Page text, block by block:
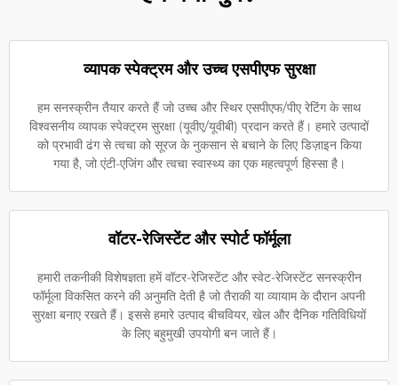
व्यापक स्पेक्ट्रम और उच्च एसपीएफ सुरक्षा
हम सनस्क्रीन तैयार करते हैं जो उच्च और स्थिर एसपीएफ/पीए रेटिंग के साथ
विश्वसनीय व्यापक स्पेक्ट्रम सुरक्षा (यूवीए/यूवीबी) प्रदान करते हैं। हमारे उत्पादों
को प्रभावी ढंग से त्वचा को सूरज के नुकसान से बचाने के लिए डिज़ाइन किया
गया है, जो एंटी-एजिंग और त्वचा स्वास्थ्य का एक महत्वपूर्ण हिस्सा है।
वॉटर-रेजिस्टेंट और स्पोर्ट फॉर्मूला
हमारी तकनीकी विशेषज्ञता हमें वॉटर-रेजिस्टेंट और स्वेट-रेजिस्टेंट सनस्क्रीन
फॉर्मूला विकसित करने की अनुमति देती है जो तैराकी या व्यायाम के दौरान अपनी
सुरक्षा बनाए रखते हैं। इससे हमारे उत्पाद बीचवियर, खेल और दैनिक गतिविधियों
के लिए बहुमुखी उपयोगी बन जाते हैं।